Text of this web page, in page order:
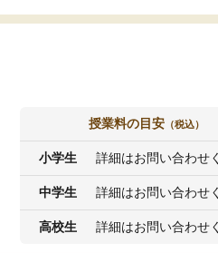
授業料の目安 （税込）
小学生 詳細はお問い合わせ
中学生 詳細はお問い合わせ
高校生 詳細はお問い合わせ